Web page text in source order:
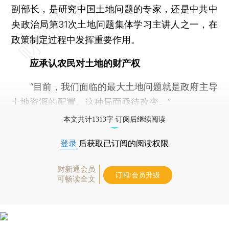
副部长，是研究中国土地问题的专家，还是中共中
央政治局第31次土地问题集体学习主讲人之一，在
政策制定过程中发挥重要作用。
应承认农民对土地的财产权
“目前，我们面临的最大土地问题就是政府主导
土地资源的配置。这种局面亟待改变。”
本文共计1313字 订阅后继续阅读
登录 后获取已订阅的阅读权限
财新通会员
可畅读全文
订阅/会员升级